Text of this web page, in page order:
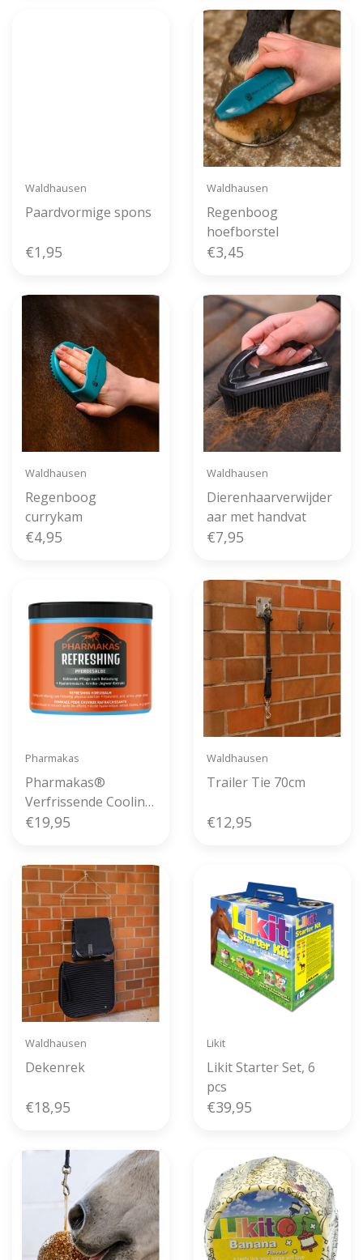
Waldhausen
Paardvormige spons
€1,95
Waldhausen
Regenboog
hoefborstel
€3,45
Waldhausen
Regenboog
currykam
€4,95
Waldhausen
Dierenhaarverwijder
aar met handvat
€7,95
Pharmakas
Pharmakas®
Verfrissende Cooling
Gel 500ml
€19,95
Waldhausen
Trailer Tie 70cm
€12,95
Waldhausen
Dekenrek
€18,95
Likit
Likit Starter Set, 6
pcs
€39,95